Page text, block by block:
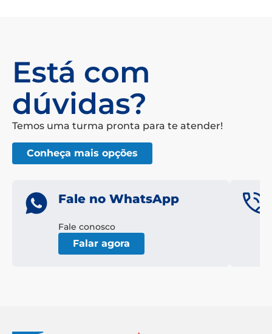
Está com
dúvidas?
Temos uma turma pronta para te atender!
Conheça mais opções
Fale no WhatsApp
Fale conosco
Falar agora